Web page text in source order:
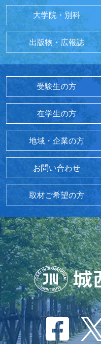
大学院・別科
出版物・広報誌
受験生の方
在学生の方
地域・企業の方
お問い合わせ
取材ご希望の方